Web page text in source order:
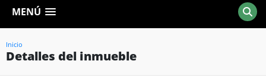
MENÚ
Inicio
Detalles del inmueble